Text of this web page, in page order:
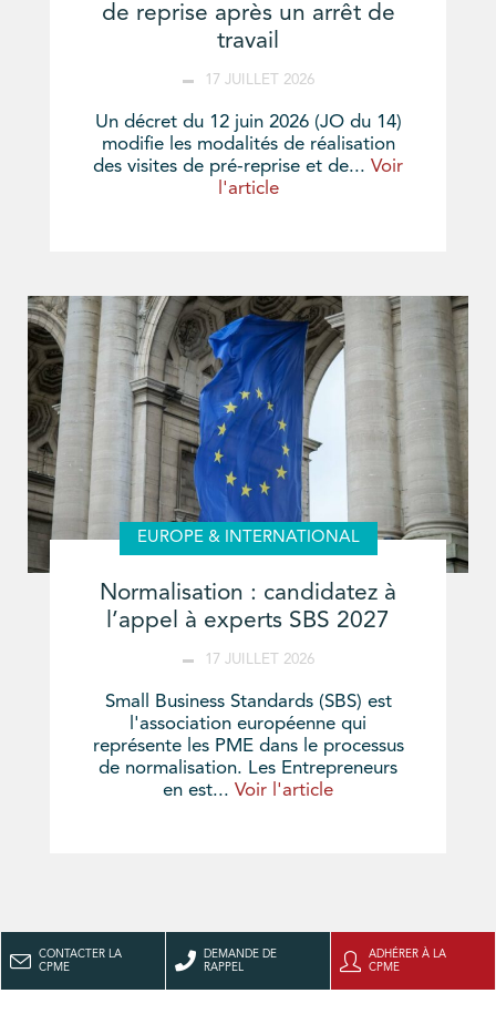
de reprise après un arrêt de
travail
17 JUILLET 2026
Un décret du 12 juin 2026 (JO du 14)
modifie les modalités de réalisation
des visites de pré-reprise et de... Voir
l'article
EUROPE & INTERNATIONAL
Normalisation : candidatez à
l’appel à experts SBS 2027
17 JUILLET 2026
Small Business Standards (SBS) est
l'association européenne qui
représente les PME dans le processus
de normalisation. Les Entrepreneurs
en est... Voir l'article
CONTACTER LA
CPME
DEMANDE DE
RAPPEL
ADHÉRER À LA
CPME